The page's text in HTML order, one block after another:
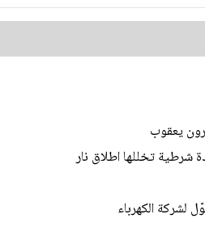
يعقوب
تخللها اطلاق نار
لشركة الكهرباء